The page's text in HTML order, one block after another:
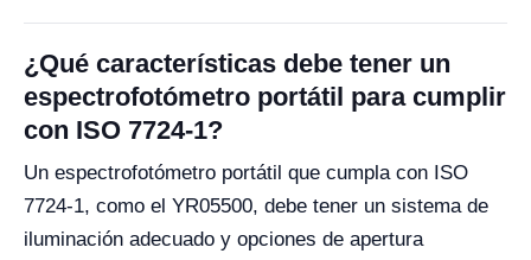
¿Qué características debe tener un
espectrofotómetro portátil para cumplir
con ISO 7724-1?
Un espectrofotómetro portátil que cumpla con ISO
7724-1, como el YR05500, debe tener un sistema de
iluminación adecuado y opciones de apertura